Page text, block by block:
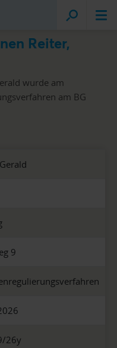
Reiter,
wurde am
am BG
9
26y